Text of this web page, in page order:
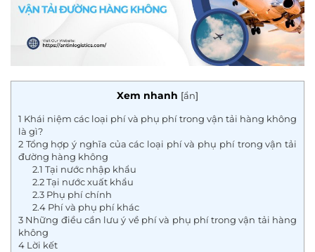
Xem nhanh [ẩn]
1 Khái niệm các loại phí và phụ phí trong vận tải hàng không
là gì?
2 Tổng hợp ý nghĩa của các loại phí và phụ phí trong vận tải
đường hàng không
2.1 Tại nước nhập khẩu
2.2Tại nước xuất khẩu
2.3Phụ phí chính
2.4Phí và phụ phí khác
3 Những điều cần lưu ý về phí và phụ phí trong vận tải hàng
không
4 Lời kết